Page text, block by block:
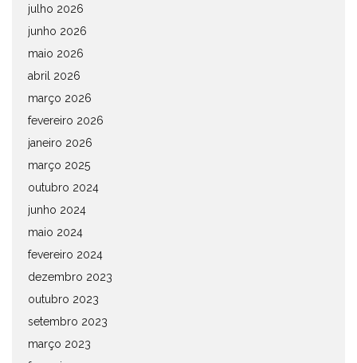
julho 2026
junho 2026
maio 2026
abril 2026
março 2026
fevereiro 2026
janeiro 2026
março 2025
outubro 2024
junho 2024
maio 2024
fevereiro 2024
dezembro 2023
outubro 2023
setembro 2023
março 2023